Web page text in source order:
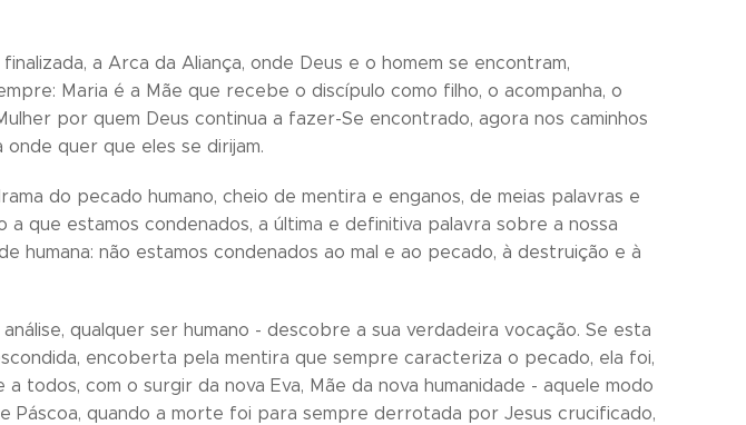
a Arca da Aliança, onde Deus e o homem se encontram,
Maria é a Mãe que recebe o discípulo como filho, o acompanha, o
por quem Deus continua a fazer-Se encontrado, agora nos caminhos
quer que eles se dirijam.
do pecado humano, cheio de mentira e enganos, de meias palavras e
que estamos condenados, a última e definitiva palavra sobre a nossa
humana: não estamos condenados ao mal e ao pecado, à destruição e à
qualquer ser humano - descobre a sua verdadeira vocação. Se esta
encoberta pela mentira que sempre caracteriza o pecado, ela foi,
todos, com o surgir da nova Eva, Mãe da nova humanidade - aquele modo
Páscoa, quando a morte foi para sempre derrotada por Jesus crucificado,